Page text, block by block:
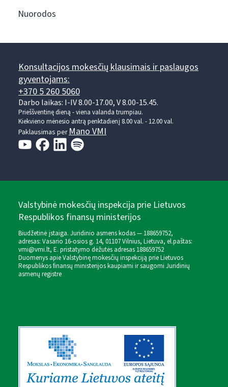
Nuorodos
Konsultacijos mokesčių klausimais ir paslaugos
gyventojams:
+370 5 260 5060
Darbo laikas: I-IV 8.00-17.00, V 8.00-15.45.
Prieššventinę dieną - viena valanda trumpiau.
Kiekvieno mėnesio antrą penktadienį 8.00 val. - 12.00 val.
Paklausimas perMano VMI
Valstybinė mokesčių inspekcija prie Lietuvos
Respublikos finansų ministerijos
Biudžetinė įstaiga. Juridinio asmens kodas — 188659752,
adresas: Vasario 16-osios g. 14, 01107 Vilnius, Lietuva, el.paštas:
vmi@vmi.lt, E. pristatymo dėžutės adresas 188659752
Duomenys apie Valstybinę mokesčių inspekciją prie Lietuvos
Respublikos finansų ministerijos kaupiami ir saugomi Juridinių
asmenų registre